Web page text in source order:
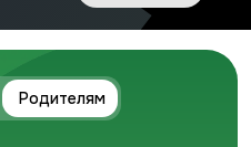
Родителям